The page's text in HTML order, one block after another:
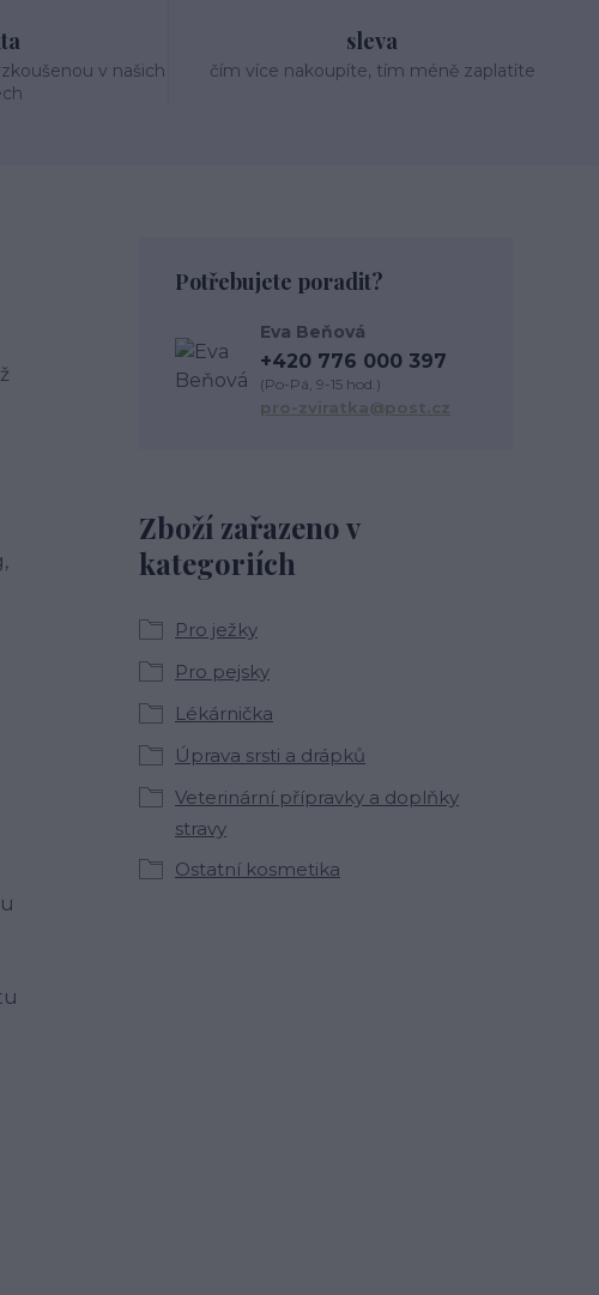
v našich
sleva
čím více nakoupíte, tím méně zaplatíte
Zboží zařazeno v
kategoriích
Pro ježky
Pro pejsky
Lékárnička
Úprava srsti a drápků
Veterinární přípravky a doplňky
stravy
Ostatní kosmetika
Potřebujete poradit?
Eva Beňová
+420 776 000 397
(Po-Pá, 9-15 hod.)
pro-zviratka@post.cz